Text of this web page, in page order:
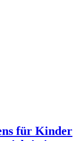
für Kinder